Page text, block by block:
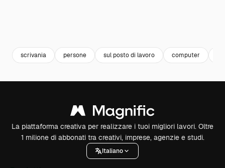
scrivania persone sul posto di lavoro computer
La piattaforma creativa per realizzare i tuoi migliori lavori. Oltre
1 milione di abbonati tra creativi, imprese, agenzie e studi.
Italiano